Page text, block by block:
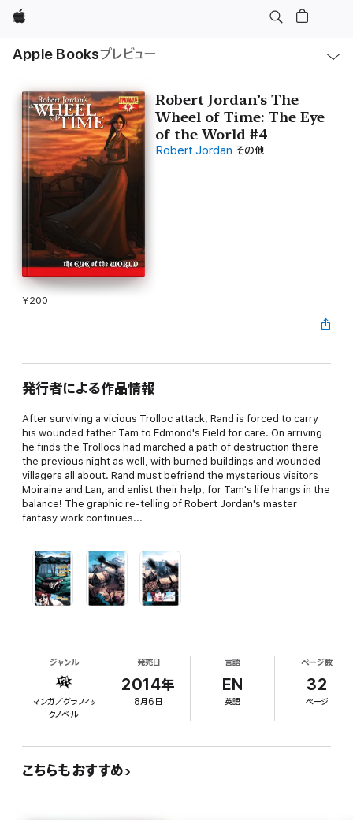
Apple
Apple Booksプレビュー
ル
Robert Jordan’s The
Wheel of Time: The Eye
of the World #4
Robert Jordan その他
¥200
発行者による作品情報
After surviving a vicious Trolloc attack, Rand is forced to carry
his wounded father Tam to Edmond's Field for care. On arriving
he finds the Trollocs had marched a path of destruction there
the previous night as well, with burned buildings and wounded
villagers all about. Rand must befriend the mysterious visitors
Moiraine and Lan, and enlist their help, for Tam's life hangs in the
balance! The graphic re-telling of Robert Jordan's master
fantasy work continues...
ジャンル
マンガ／グラフィッ
クノベル
発売日
2014年
8月6日
言語
EN
英語
ページ数
32
ページ
こちらもおすすめ